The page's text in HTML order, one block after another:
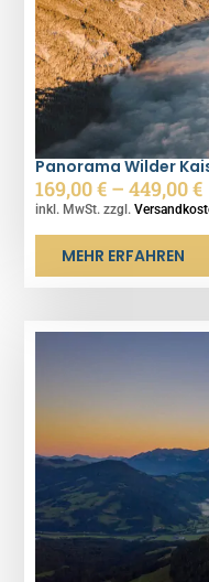
Panorama Wilder
169,00€ –449,00€
inkl. MwSt. zzgl.
MEHR ERFAHREN